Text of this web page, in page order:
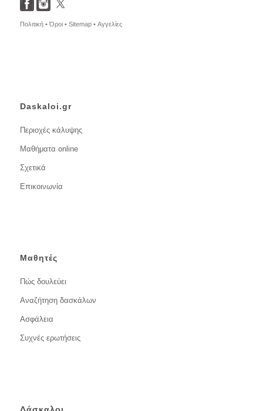
Πολιτική •Όροι • Sitemap • Αγγελίες
Daskaloi.gr
Περιοχές κάλυψης
Μαθήματα online
Σχετικά
Επικοινωνία
Μαθητές
Πώς δουλεύει
Αναζήτηση δασκάλων
Ασφάλεια
Συχνές ερωτήσεις